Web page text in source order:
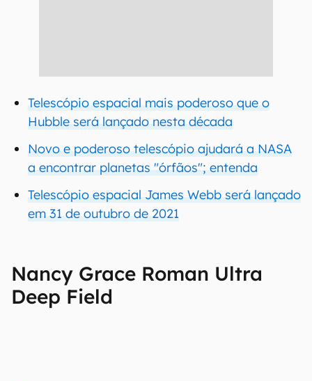
Telescópio espacial mais poderoso que o
Hubble será lançado nesta década
Novo e poderoso telescópio ajudará a NASA
a encontrar planetas "órfãos"; entenda
Telescópio espacial James Webb será lançado
em 31 de outubro de 2021
Nancy Grace Roman Ultra
Deep Field